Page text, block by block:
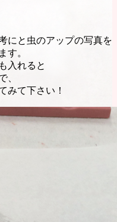
にと虫のアップの写真を
す。
入れると
、
みて下さい！